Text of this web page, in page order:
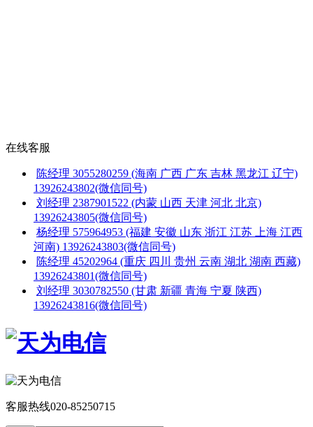
在线客服
陈经理 3055280259 (海南 广西 广东 吉林 黑龙江 辽宁)
13926243802(微信同号)
刘经理 2387901522 (内蒙 山西 天津 河北 北京)
13926243805(微信同号)
杨经理 575964953 (福建 安徽 山东 浙江 江苏 上海 江西
河南) 13926243803(微信同号)
陈经理 45202964 (重庆 四川 贵州 云南 湖北 湖南 西藏)
13926243801(微信同号)
刘经理 3030782550 (甘肃 新疆 青海 宁夏 陕西)
13926243816(微信同号)
客服热线020-85250715